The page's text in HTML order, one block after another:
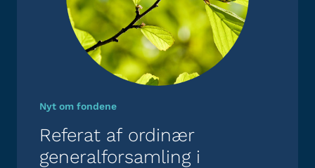
Nyt om fondene
Referat af ordinær
generalforsamling i